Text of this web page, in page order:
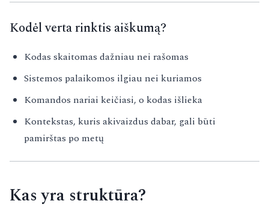
Kodėl verta rinktis aiškumą?
Kodas skaitomas dažniau nei rašomas
Sistemos palaikomos ilgiau nei kuriamos
Komandos nariai keičiasi, o kodas išlieka
Kontekstas, kuris akivaizdus dabar, gali būti
pamirštas po metų
Kas yra struktūra?